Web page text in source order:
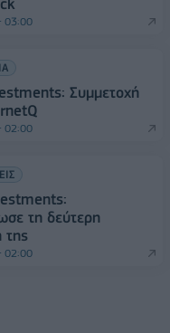
03:00
Συμμετοχή
02:00
τη δεύτερη
της
02:00